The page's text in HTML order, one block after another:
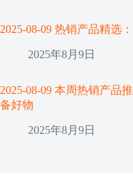
2025-08-09 热销产品精选
2025年8月9日
2025-08-09 本周热销产品
备好物
2025年8月9日